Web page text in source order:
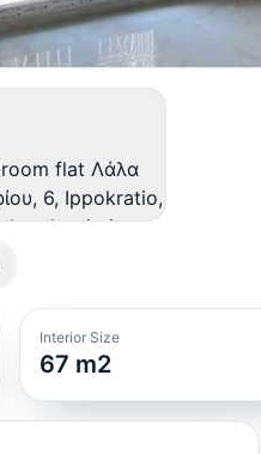
Interior Size
67 m2